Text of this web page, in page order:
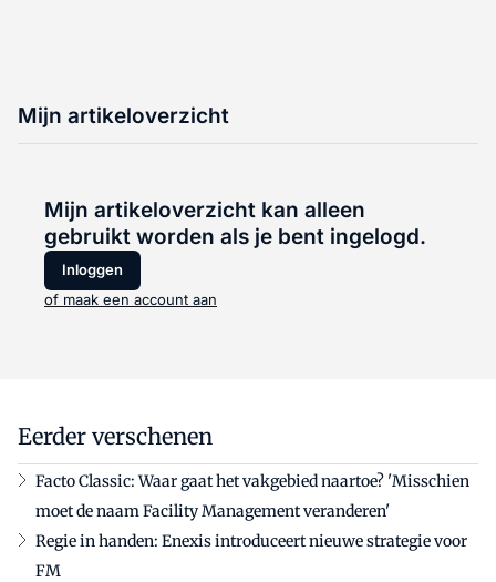
Mijn artikeloverzicht
Mijn artikeloverzicht kan alleen
gebruikt worden als je bent ingelogd.
Inloggen
of maak een account aan
Eerder verschenen
Facto Classic: Waar gaat het vakgebied naartoe? 'Misschien
moet de naam Facility Management veranderen'
Regie in handen: Enexis introduceert nieuwe strategie voor
FM